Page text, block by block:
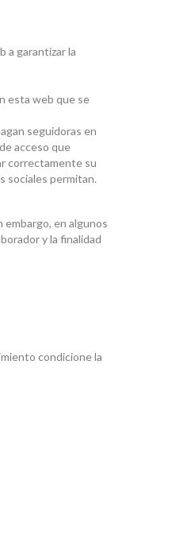
a garantizar la
esta web que se
seguidoras en
acceso que
correctamente su
sociales permitan.
en algunos
y la finalidad
condicione la